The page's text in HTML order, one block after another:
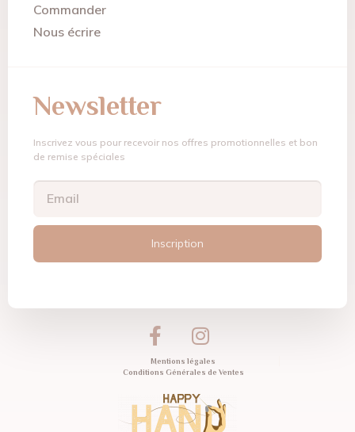
Commander
Nous écrire
Newsletter
Inscrivez vous pour recevoir nos offres promotionnelles et bon
de remise spéciales
Inscription
Mentions légales
Conditions Générales de Ventes